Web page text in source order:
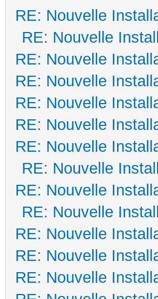
RE: Nouvelle
RE: Nouvelle
RE: Nouvelle
RE: Nouvelle
RE: Nouvelle
RE: Nouvelle
RE: Nouvelle
RE: Nouvelle
RE: Nouvelle
RE: Nouvelle
RE: Nouvelle
RE: Nouvelle
RE: Nouvelle